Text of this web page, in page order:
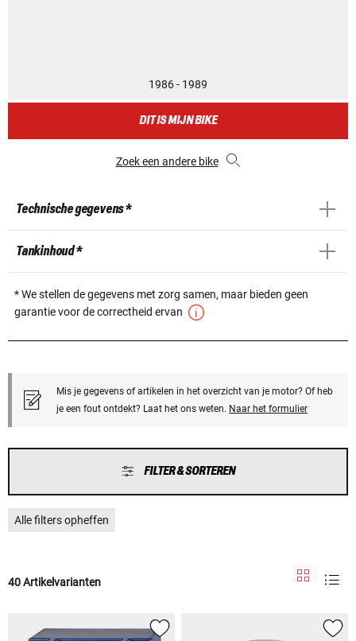
1986 - 1989
DIT IS MIJN BIKE
Zoek een andere bike
Technische gegevens *
Tankinhoud *
* We stellen de gegevens met zorg samen, maar bieden geen
garantie voor de correctheid ervan
Mis je gegevens of artikelen in het overzicht van je motor? Of heb
je een fout ontdekt? Laat het ons weten. Naar het formulier
FILTER & SORTEREN
Alle filters opheffen
40 Artikelvarianten